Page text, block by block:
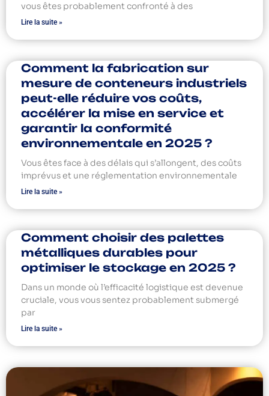
vous êtes probablement confronté à des
Lire la suite »
Comment la fabrication sur
mesure de conteneurs industriels
peut-elle réduire vos coûts,
accélérer la mise en service et
garantir la conformité
environnementale en 2025 ?
Vous êtes face à des délais qui s’allongent, des coûts
imprévus et une réglementation environnementale
Lire la suite »
Comment choisir des palettes
métalliques durables pour
optimiser le stockage en 2025 ?
Dans un monde où l’efficacité logistique est devenue
cruciale, vous vous sentez probablement submergé
par
Lire la suite »